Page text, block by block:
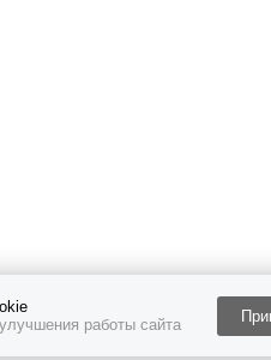
работы сайта